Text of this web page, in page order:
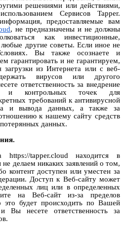
решениями или действиями,
Сервисов Tapper.
предоставляемые вам
, не предназначены и не должны
как инвестиционные,
другие советы. Если иное не
Вы также осознаете и
гарантировать и не гарантируем,
из Интернета или с веб-
вирусов или другого
ответственность за внедрение
и контрольных точек для
требований к антивирусной
и вывода данных, а также за
к нашему сайту средств
данных.
https://tapper.cloud находится в
делаем никаких заявлений о том,
контент доступен или уместен за
Доступ к Веб-сайту может
лиц или в определенных
на Веб-сайт из-за пределов
это будет происходить по Вашей
Вы несете ответственность за